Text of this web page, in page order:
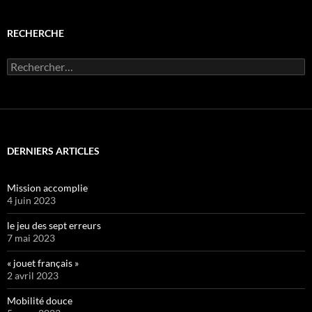
RECHERCHE
Rechercher :
DERNIERS ARTICLES
Mission accomplie
4 juin 2023
le jeu des sept erreurs
7 mai 2023
« jouet français »
2 avril 2023
Mobilité douce